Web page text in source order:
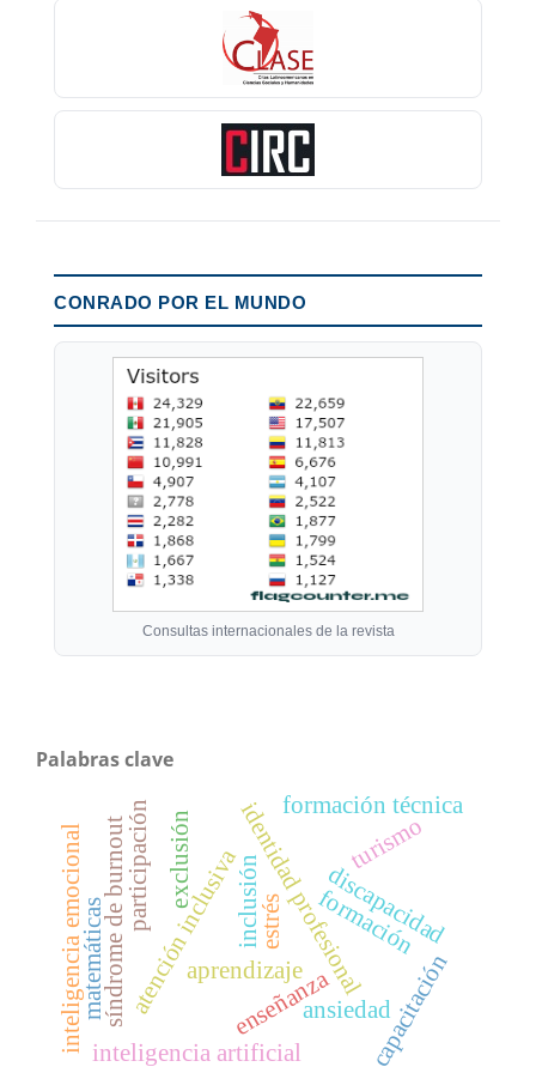
CONRADO POR EL MUNDO
Consultas internacionales de la revista
Palabras clave
formación
atención inclusivaidentidad profesional
enseñanza
aprendizaje
inclusión
exclusión discapacidad
capacitación
inteligencia artificial
estrés
ansiedad
síndrome de burnout
formación técnica
turismo
inteligencia emocional participación
matemáticas